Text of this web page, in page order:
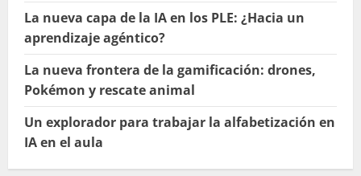
La nueva capa de la IA en los PLE: ¿Hacia un
aprendizaje agéntico?
La nueva frontera de la gamificación: drones,
Pokémon y rescate animal
Un explorador para trabajar la alfabetización en
IA en el aula